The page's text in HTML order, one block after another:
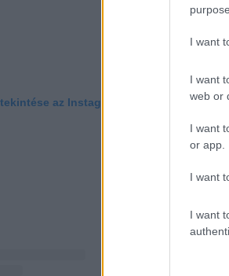
I want
I want
web or
I want
or app.
I want
I want
az Instagramon